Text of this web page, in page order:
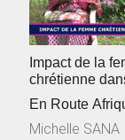
Impact de la
chrétienne
En Route
Michelle SANA